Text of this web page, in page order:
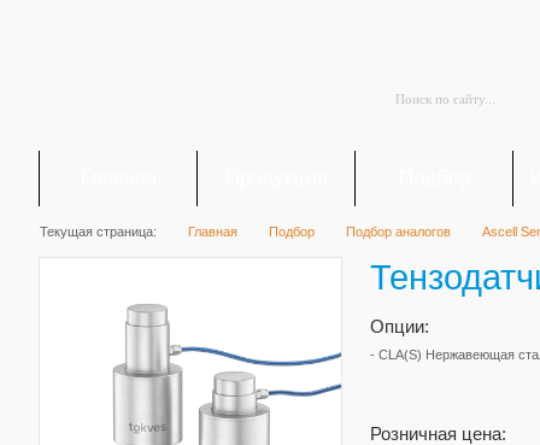
Текущая страница: Главная Подбор Подбор аналогов Ascell
Опции:
- CLA(S) Нержавеющая
Розничная цена: